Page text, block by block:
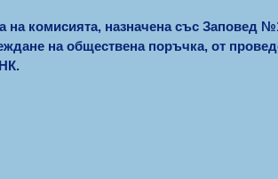
на комисията, назначена със Заповед
на обществена поръчка, от